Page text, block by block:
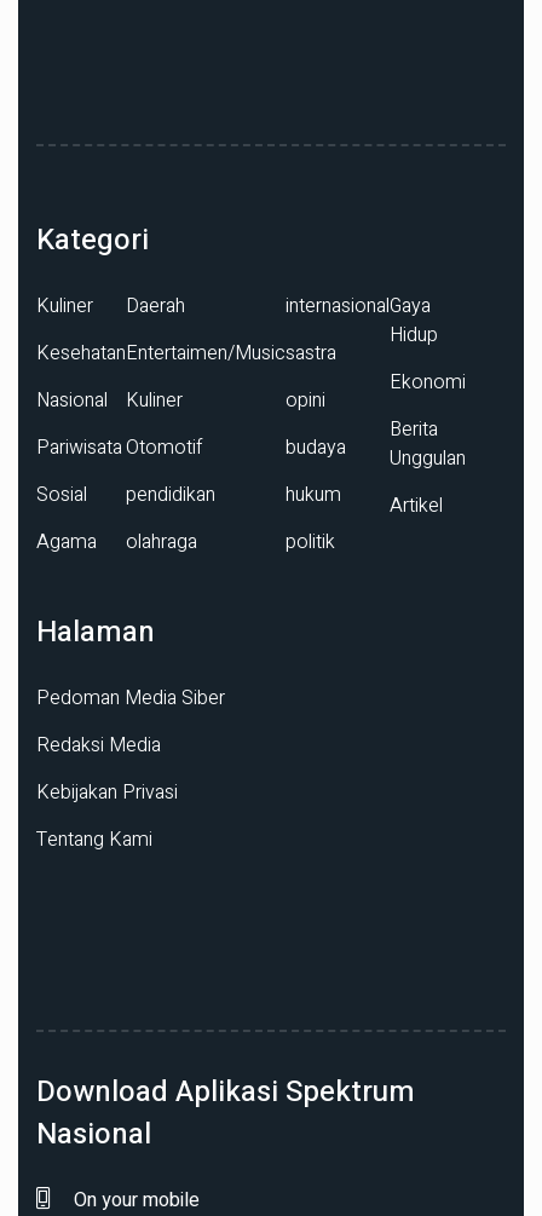
Kategori
Kuliner
Kesehatan
Nasional
Pariwisata
Sosial
Agama
Daerah
Entertaimen/Music
Kuliner
Otomotif
pendidikan
olahraga
internasional
sastra
opini
budaya
hukum
politik
Gaya
Hidup
Ekonomi
Berita
Unggulan
Artikel
Halaman
Pedoman Media Siber
Redaksi Media
Kebijakan Privasi
Tentang Kami
Download Aplikasi Spektrum
Nasional
On your mobile